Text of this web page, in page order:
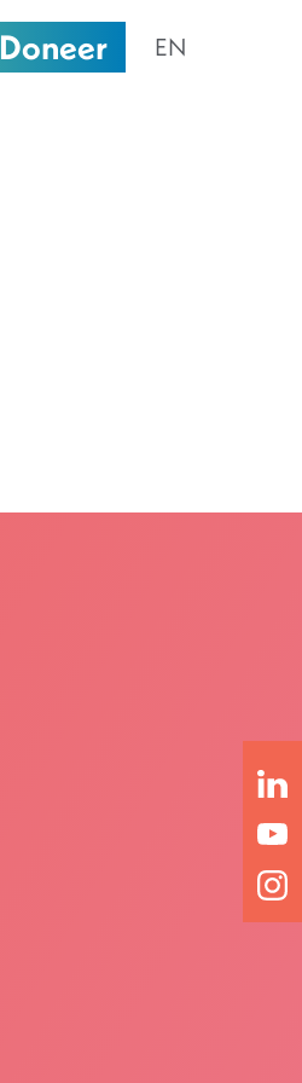
Doneer EN